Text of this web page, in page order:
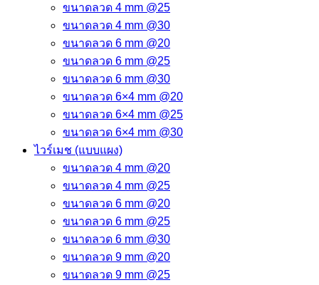
ขนาดลวด 4 mm @25
ขนาดลวด 4 mm @30
ขนาดลวด 6 mm @20
ขนาดลวด 6 mm @25
ขนาดลวด 6 mm @30
ขนาดลวด 6×4 mm @20
ขนาดลวด 6×4 mm @25
ขนาดลวด 6×4 mm @30
ไวร์เมช (แบบแผง)
ขนาดลวด 4 mm @20
ขนาดลวด 4 mm @25
ขนาดลวด 6 mm @20
ขนาดลวด 6 mm @25
ขนาดลวด 6 mm @30
ขนาดลวด 9 mm @20
ขนาดลวด 9 mm @25